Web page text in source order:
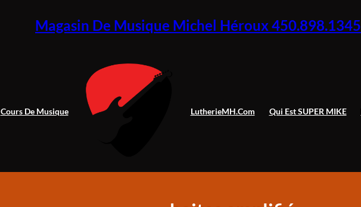
Magasin De Musique Michel Héroux 450.898.1345
Cours De Musique LutherieMH.com Qui Est SUPER MIKE